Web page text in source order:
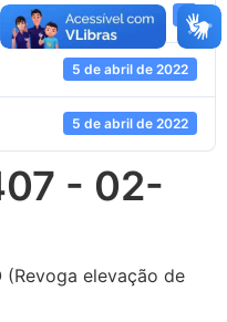
1
5 de abril de 2022
5 de abril de 2022
- 02-
(Revoga elevação de